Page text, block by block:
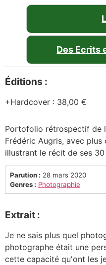
Des Ecrits
Éditions :
Hardcover : 38,00 €
Portofolio rétrospectif de
Frédéric Augris, avec
illustrant le récit de ses
Parution : 28 mars 2020
Genres : Photographie
Extrait :
Je ne sais plus quel
photographe était une
cette capacité qu'ont les